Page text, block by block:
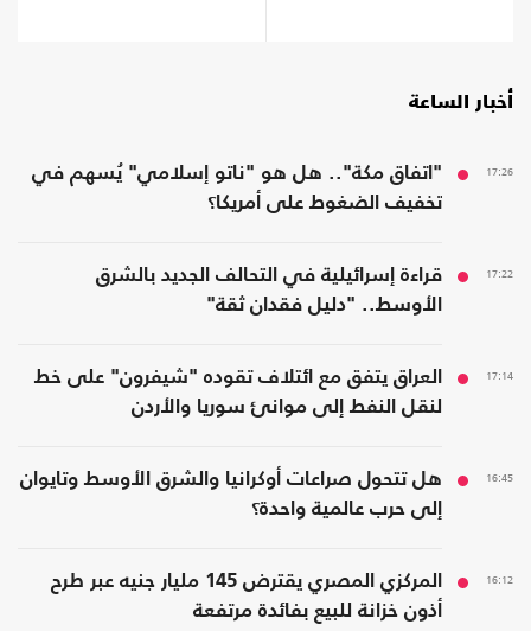
أخبار الساعة
17:26
"اتفاق مكة".. هل هو "ناتو إسلامي" يُسهم في
تخفيف الضغوط على أمريكا؟
17:22
قراءة إسرائيلية في التحالف الجديد بالشرق
الأوسط.. "دليل فقدان ثقة"
17:14
العراق يتفق مع ائتلاف تقوده "شيفرون" على خط
لنقل النفط إلى موانئ سوريا والأردن
16:45
هل تتحول صراعات أوكرانيا والشرق الأوسط وتايوان
إلى حرب عالمية واحدة؟
16:12
المركزي المصري يقترض 145 مليار جنيه عبر طرح
أذون خزانة للبيع بفائدة مرتفعة